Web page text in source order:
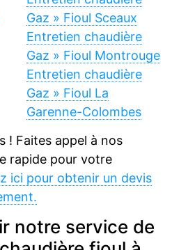
Gaz » Fioul Sceaux
Entretien chaudière
Gaz » Fioul Montrouge
Entretien chaudière
Gaz » Fioul La
Garenne-Colombes
! Faites appel à nos
rapide pour votre
ici pour obtenir un devis
notre service de